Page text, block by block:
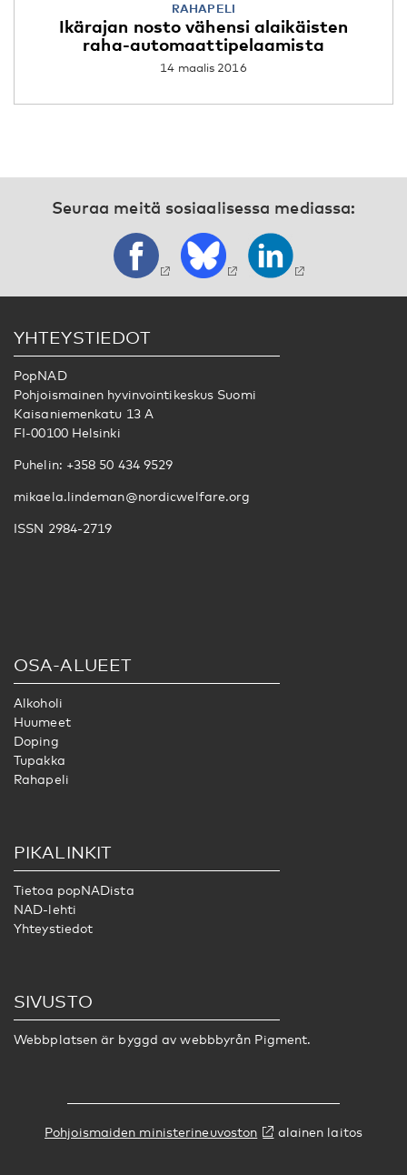
RAHAPELI
Ikärajan nosto vähensi alaikäisten
raha-automaattipelaamista
14 maalis 2016
Seuraa meitä sosiaalisessa mediassa:
YHTEYSTIEDOT
PopNAD
Pohjoismainen hyvinvointikeskus Suomi
Kaisaniemenkatu 13 A
FI-00100 Helsinki
Puhelin: +358 50 434 9529
mikaela.lindeman@nordicwelfare.org
ISSN 2984-2719
OSA-ALUEET
Alkoholi
Huumeet
Doping
Tupakka
Rahapeli
PIKALINKIT
Tietoa popNADista
NAD-lehti
Yhteystiedot
SIVUSTO
Webbplatsen är byggd av webbbyrån Pigment.
Pohjoismaiden ministerineuvoston alainen laitos